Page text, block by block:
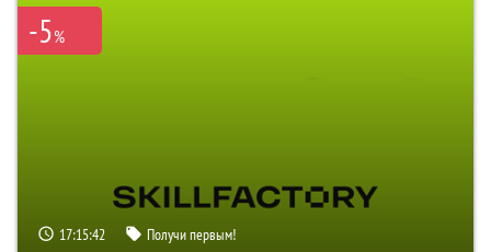
-5%
17:15:40 Получи первым!